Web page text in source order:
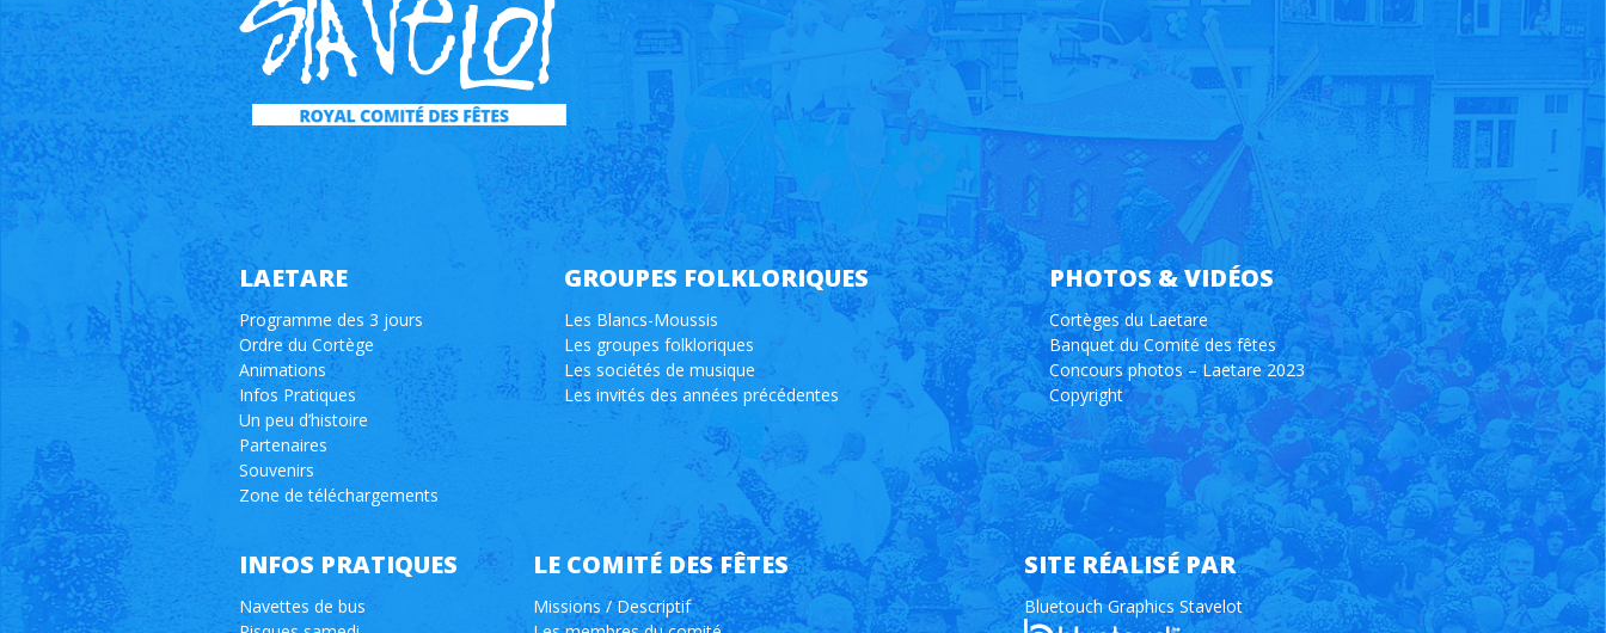
LAETARE
Programme des 3 jours
Ordre du Cortège
Animations
Infos Pratiques
Un peu d’histoire
Partenaires
Souvenirs
Zone de téléchargements
GROUPES FOLKLORIQUES
Les Blancs-Moussis
Les groupes folkloriques
Les sociétés de musique
Les invités des années précédentes
PHOTOS & VIDÉOS
Cortèges du Laetare
Banquet du Comité des fêtes
Concours photos – Laetare 2023
Copyright
INFOS PRATIQUES
Navettes de bus
LE COMITÉ DES FÊTES
Missions / Descriptif
SITE RÉALISÉ PAR
Bluetouch Graphics Stavelot